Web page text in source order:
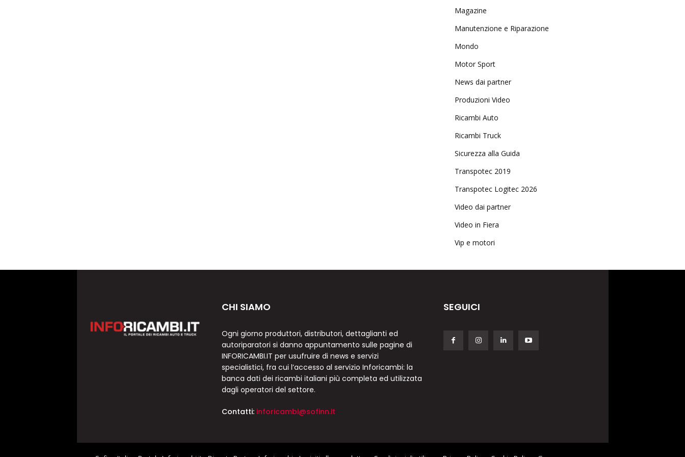
Magazine
Manutenzione e Riparazione
Mondo
Motor Sport
News dai partner
Produzioni Video
Ricambi Auto
Ricambi Truck
Sicurezza alla Guida
Transpotec 2019
Transpotec Logitec 2026
Video dai partner
Video in Fiera
Vip e motori
CHI SIAMO
Ogni giorno produttori, distributori, dettaglianti ed
autoriparatori si danno appuntamento sulle pagine di
INFORICAMBI.IT per usufruire di news e servizi
specialistici, fra cui l’accesso al servizio Inforicambi: la
banca dati dei ricambi italiani più completa ed utilizzata
dagli operatori del settore.
Contatti: inforicambi@sofinn.it
SEGUICI